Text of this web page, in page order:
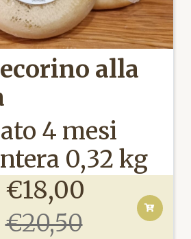
alla
4 mesi
0,32 kg
€18,00
€20,50